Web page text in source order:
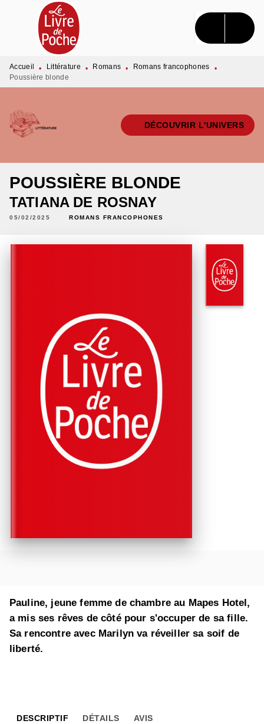
MENU RECHERCHE CONTENU
PIED DE PAGE
Accueil • Littérature • Romans • Romans francophones
•
Poussière blonde
DÉCOUVRIR L'UNIVERS
POUSSIÈRE BLONDE
TATIANA DE ROSNAY
05/02/2025 ROMANS FRANCOPHONES
Pauline, jeune femme de chambre au Mapes Hotel,
a mis ses rêves de côté pour s'occuper de sa fille.
Sa rencontre avec Marilyn va réveiller sa soif de
liberté.
DESCRIPTIF DÉTAILS AVIS